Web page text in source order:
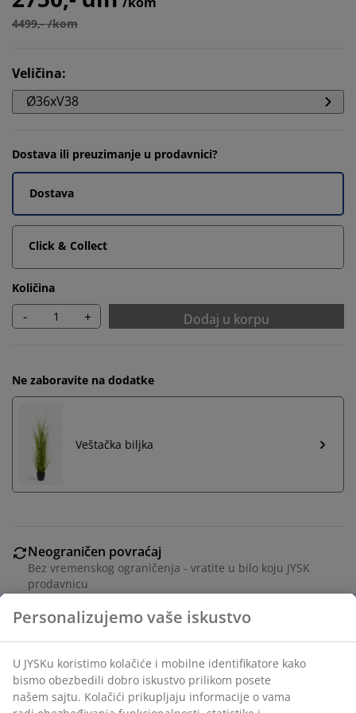
4499,- /kom
Veličina:
Ø36xV38
Dostava ili preuzimanje u prodavnici?
Dostava
Click & Collect
Količina
- + Dodaj u korpu
Ne zaboravite na dodatke
Veštačka biljka
Neograničen povraćaj
Bez vremenskog ograničenja - vratite u bilo koju JYSK
prodavnicu
Garancija cene
30 dana garancija cene za sve proizvode
Brza i jednostavna dostava po vašem izboru